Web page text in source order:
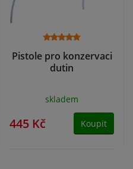
Pistole pro konzervaci
dutin
skladem
445 Kč Koupit